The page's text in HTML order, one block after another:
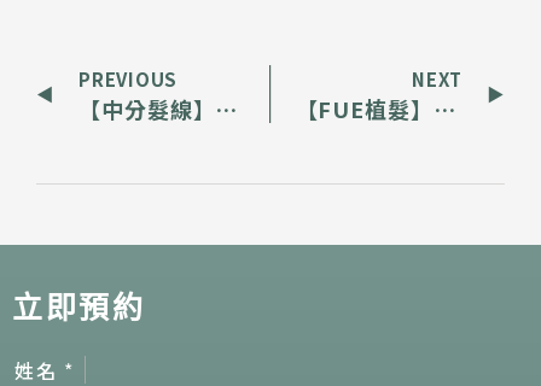
PREVIOUS
【中分髮線】補回中分空缺，重現溫柔髮量感
NEXT
【FUE植髮】超粒方植髮實測，鏡頭帥感全面升級
立即預約
姓名 *